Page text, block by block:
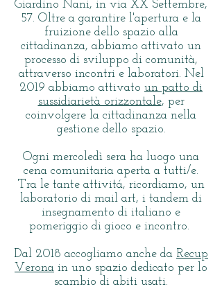
Giardino Nani, in via XX Settembre,
57. Oltre a garantire l'apertura e la
fruizione dello spazio alla
cittadinanza, abbiamo attivato un
processo di sviluppo di comunità,
attraverso incontri e laboratori. Nel
2019 abbiamo attivato un patto di
sussidiarietà orizzontale, per
coinvolgere la cittadinanza nella
gestione dello spazio.
Ogni mercoledì sera ha luogo una
cena comunitaria aperta a tutti/e.
Tra le tante attivitá, ricordiamo, un
laboratorio di mail art, i tandem di
insegnamento di italiano e
pomeriggio di gioco e incontro.
Dal 2018 accogliamo anche da Recup
Verona in uno spazio dedicato per lo
scambio di abiti usati.